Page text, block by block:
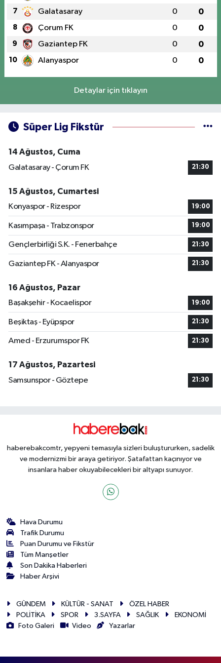
7 Galatasaray 0 0
8 Çorum FK 0 0
9 Gaziantep FK 0 0
10 Alanyaspor 0 0
Detaylar için tıklayın
Süper Lig Fikstür
14 Ağustos, Cuma
Galatasaray - Çorum FK
21:30
15 Ağustos, Cumartesi
Konyaspor - Rizespor
19:00
Kasımpaşa - Trabzonspor 19:00
Gençlerbirliği S.K. - Fenerbahçe 21:30
Gaziantep FK - Alanyaspor 21:30
16 Ağustos, Pazar
Başakşehir - Kocaelispor
19:00
Beşiktaş - Eyüpspor 21:30
Amed - Erzurumspor FK 21:30
17 Ağustos, Pazartesi
Samsunspor - Göztepe
21:30
haberebakcomtr, yepyeni temasıyla sizleri buluştururken, sadelik
ve modernizmi bir araya getiriyor. Şatafattan kaçınıyor ve
insanlara haber okuyabilecekleri bir altyapı sunuyor.
Hava Durumu
Trafik Durumu
Puan Durumu ve Fikstür
Tüm Manşetler
Son Dakika Haberleri
Haber Arşivi
GÜNDEM KÜLTÜR - SANAT
ÖZEL HABER
POLİTİKA
SPOR 3.SAYFA SAĞLIK
EKONOMİ
Foto Galeri
Video Yazarlar